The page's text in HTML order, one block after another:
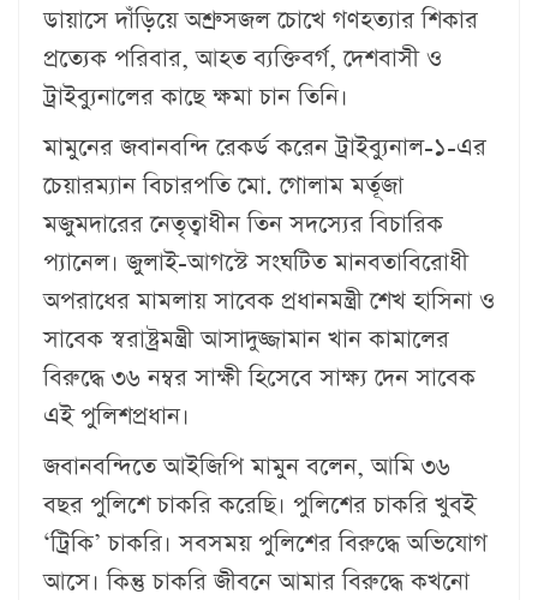
ডায়াসে দাঁড়িয়ে অশ্রুসজল চোখে গণহত্যার শিকার
প্রত্যেক পরিবার, আহত ব্যক্তিবর্গ, দেশবাসী ও
ট্রাইব্যুনালের কাছে ক্ষমা চান তিনি।
মামুনের জবানবন্দি রেকর্ড করেন ট্রাইব্যুনাল-১-এর
চেয়ারম্যান বিচারপতি মো. গোলাম মর্তূজা
মজুমদারের নেতৃত্বাধীন তিন সদস্যের বিচারিক
প্যানেল। জুলাই-আগস্টে সংঘটিত মানবতাবিরোধী
অপরাধের মামলায় সাবেক প্রধানমন্ত্রী শেখ হাসিনা ও
সাবেক স্বরাষ্ট্রমন্ত্রী আসাদুজ্জামান খান কামালের
বিরুদ্ধে ৩৬ নম্বর সাক্ষী হিসেবে সাক্ষ্য দেন সাবেক
এই পুলিশপ্রধান।
জবানবন্দিতে আইজিপি মামুন বলেন, আমি ৩৬
বছর পুলিশে চাকরি করেছি। পুলিশের চাকরি খুবই
‘ট্রিকি’ চাকরি। সবসময় পুলিশের বিরুদ্ধে অভিযোগ
আসে। কিন্তু চাকরি জীবনে আমার বিরুদ্ধে কখনো